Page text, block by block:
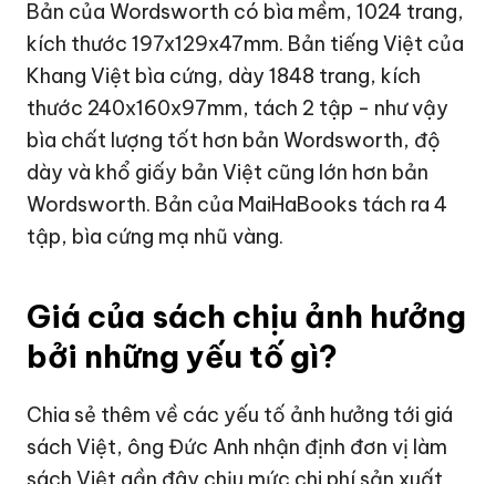
Bản của Wordsworth có bìa mềm, 1024 trang,
kích thước 197x129x47mm. Bản tiếng Việt của
Khang Việt bìa cứng, dày 1848 trang, kích
thước 240x160x97mm, tách 2 tập - như vậy
bìa chất lượng tốt hơn bản Wordsworth, độ
dày và khổ giấy bản Việt cũng lớn hơn bản
Wordsworth. Bản của MaiHaBooks tách ra 4
tập, bìa cứng mạ nhũ vàng.
Giá của sách chịu ảnh hưởng
bởi những yếu tố gì?
Chia sẻ thêm về các yếu tố ảnh hưởng tới giá
sách Việt, ông Đức Anh nhận định đơn vị làm